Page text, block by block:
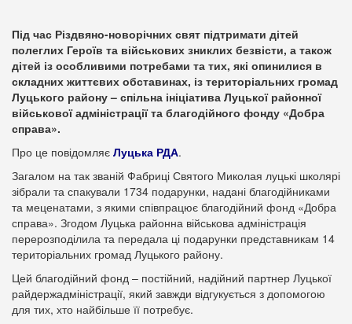
Під час Різдвяно-новорічних свят підтримати дітей
полеглих Героїв та військових зниклих безвісти, а також
дітей із особливими потребами та тих, які опинилися в
складних життєвих обставинах, із територіальних громад
Луцького району – спільна ініціатива Луцької районної
військової адміністрації та благодійного фонду «Добра
справа».
Про це повідомляє Луцька РДА.
Загалом на так званій Фабриці Святого Миколая луцькі школярі
зібрали та спакували 1734 подарунки, надані благодійниками
та меценатами, з якими співпрацює благодійний фонд «Добра
справа». Згодом Луцька районна військова адміністрація
перерозподілила та передала ці подарунки представникам 14
територіальних громад Луцького району.
Цей благодійний фонд – постійний, надійний партнер Луцької
райдержадміністрації, який завжди відгукується з допомогою
для тих, хто найбільше її потребує.